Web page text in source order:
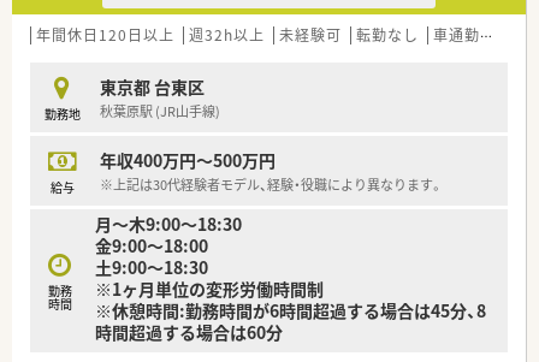
思を尊重して案内をしています
■頑張った姿はしっかり評価！会社・地域医療へ貢献いただいた
■ワークライフバランスも保てるよう、各店舗にてシフト管理を
徹底しています。
繁忙期などの多忙な時期も負担が集中しないよう、全員で協力し
■現在業界を注力されている在宅業務に関して、人数体制を考え
ながら無理なく対応できるよう、社長がじっくり判断されており
≪独立支援制度あり≫
■薬局経営に興味のある方、薬局経営者の方など新規薬局開設、
事業継承等、薬局開設情報のご紹介も可能！
■薬剤師だけではなく、人材紹介業やコンサルタント事業にも力
を入れていこう！との思いがある代表が在籍しているため、社長
年間休日120日以上 週32h以上 未経験可 転勤なし 車通勤可
勤務地
東京都 台東区
秋葉原駅 (JR山手線)
給与
年収400万円～500万円
※上記は30代経験者モデル、経験・役職により異なります。
勤務
時間
月〜木9:00〜18:30
金9:00〜18:00
土9:00〜18:30
※1ヶ月単位の変形労働時間制
※休憩時間:勤務時間が6時間超過する場合は45分、8
時間超過する場合は60分